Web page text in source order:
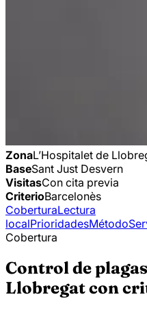
ZonaL’Hospitalet de
BaseSant Just Desvern
VisitasCon cita previa
CriterioBarcelonès
CoberturaLectura
localPrioridadesMétodo
Cobertura
Control de
Llobregat con